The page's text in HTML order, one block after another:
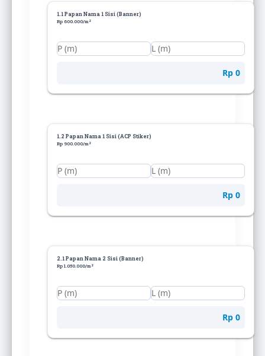
1.1 Papan Nama 1 Sisi (Banner)
Rp 600.000/m²
Rp 0
1.2 Papan Nama 1 Sisi (ACP Stiker)
Rp 900.000/m²
Rp 0
2.1 Papan Nama 2 Sisi (Banner)
Rp 1.050.000/m²
Rp 0